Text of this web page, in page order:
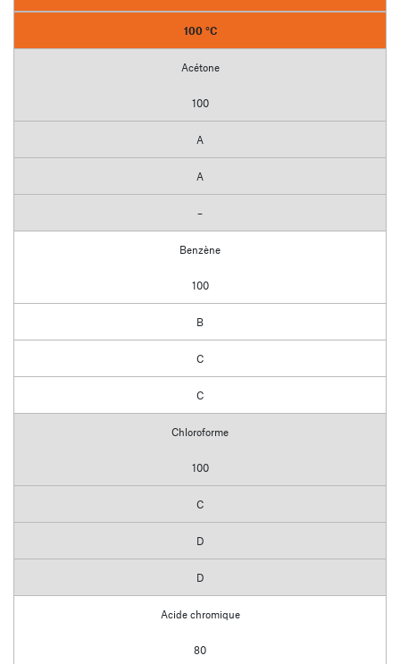
100 °C
Acétone
100
A
A
–
Benzène
100
B
C
C
Chloroforme
100
C
D
D
Acide chromique
80